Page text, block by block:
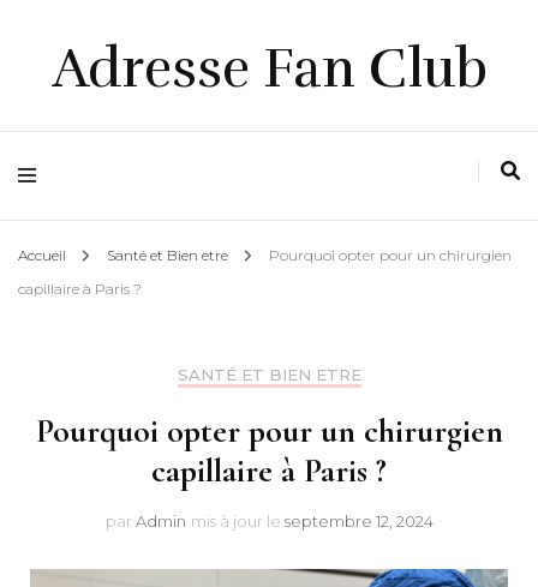
Adresse Fan Club
Accueil Santé et Bien etre
Pourquoi opter pour un chirurgien
capillaire à Paris ?
SANTÉ ET BIEN ETRE
Pourquoi opter pour un chirurgien
capillaire à Paris ?
par Admin mis à jour le septembre 12, 2024